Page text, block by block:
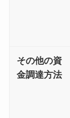
その他の資
金調達方法